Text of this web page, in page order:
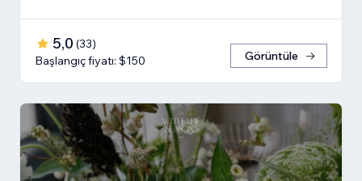
5,0 (33)
Başlangıç fiyatı: $150
Görüntüle